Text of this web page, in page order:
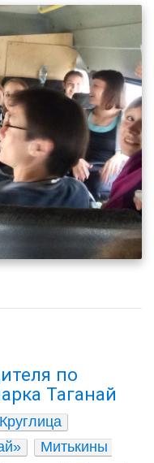
по
Таганай
Митькины